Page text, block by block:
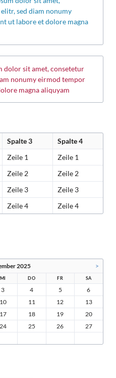
sed diam nonumy
ut labore et dolore magna
dolor sit amet, consetetur
nonumy eirmod tempor
magna aliquyam
Spalte 3
Spalte 4
Zeile 1
Zeile 1
Zeile 2
Zeile 2
Zeile 3
Zeile 3
Zeile 4 Zeile 4
2025 >
MI DO FR SA
3 4 5
6
10 11 12
13
17 18 19
20
24 25 26
27